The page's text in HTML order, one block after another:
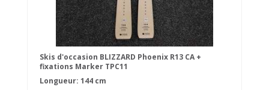
Skis d'occasion BLIZZARD Phoenix R13 CA +
fixations Marker TPC11
Longueur: 144 cm